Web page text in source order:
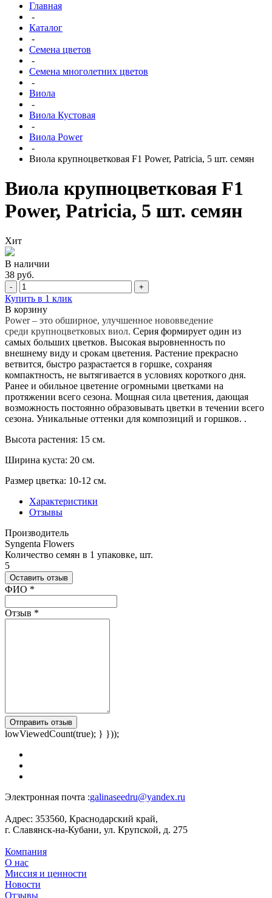
Главная
-
Каталог
-
Семена цветов
-
Семена многолетних цветов
-
Виола
-
Виола Кустовая
-
Виола Power
-
Виола крупноцветковая F1 Power, Patricia, 5 шт. семян
Виола крупноцветковая F1
Power, Patricia, 5 шт. семян
Хит
В наличии
38 руб.
- +
Купить в 1 клик
В корзину
Power– это обширное, улучшенное нововведение
среди крупноцветковых виол. Серия формирует один из
самых больших цветков. Высокая выровненность по
внешнему виду и срокам цветения. Растение прекрасно
ветвится, быстро разрастается в горшке, сохраняя
компактность, не вытягивается в условиях короткого дня.
Ранее и обильное цветение огромными цветками на
протяжении всего сезона. Мощная сила цветения, дающая
возможность постоянно образовывать цветки в течении всего
сезона. Уникальные оттенки для композиций и горшков. .
Высота растения: 15 см.
Ширина куста: 20 см.
Размер цветка: 10-12 см.
Характеристики
Отзывы
Производитель
Syngenta Flowers
Количество семян в 1 упаковке, шт.
5
Оставить отзыв
Ваш отзыв был отправлен!
ФИО *
Отзыв *
Отправить отзыв
lowViewedCount(true); } }));
Электронная почта :galinaseedru@yandex.ru
Адрес: 353560, Краснодарский край,
г. Славянск-на-Кубани, ул. Крупской, д. 275
Компания
О нас
Миссия и ценности
Новости
Отзывы